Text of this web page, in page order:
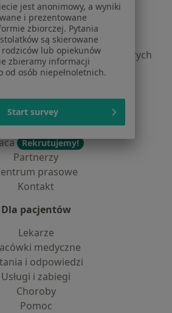
Regulamin
pacjentów
profesjonalistów
dla profesjonalistów, których
samodzielnie
wyniki wyszukiwania
Dostępność
O nas
Rekrutujemy!
Partnerzy
prasowe
Kontakt
Dla pacjentów
Lekarze
medyczne
i odpowiedzi
Usługi i zabiegi
Choroby
Pomoc
jest anonimowy, a wyniki
i prezentowane
zbiorczej. Pytania
są skierowane
rodziców lub opiekunów
zbieramy informacji
od osób niepełnoletnich.
Start survey